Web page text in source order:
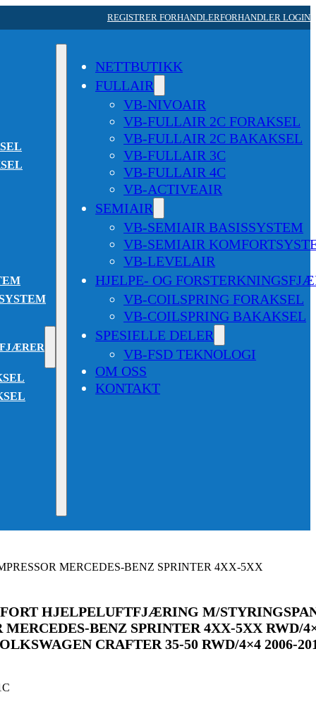
REGISTRER FORHANDLERFORHANDLER LOGIN
NETTBUTIKK
FULLAIR
VB-NIVOAIR
VB-FULLAIR 2C FORAKSEL
VB-FULLAIR 2C BAKAKSEL
VB-FULLAIR 3C
VB-FULLAIR 4C
VB-ACTIVEAIR
SEMIAIR
VB-SEMIAIR BASISSYSTEM
VB-SEMIAIR
VB-LEVELAIR
HJELPE- OG
VB-COILSPRING FORAKSEL
VB-COILSPRING BAKAKSEL
SPESIELLE DELER
VB-FSD TEKNOLOGI
OM OSS
KONTAKT
MERCEDES-BENZ SPRINTER 4XX-5XX
HJELPELUFTFJÆRING M/
MERCEDES-BENZ SPRINTER 4XX-5XX RWD/
CRAFTER 35-50 RWD/4×4 2006-